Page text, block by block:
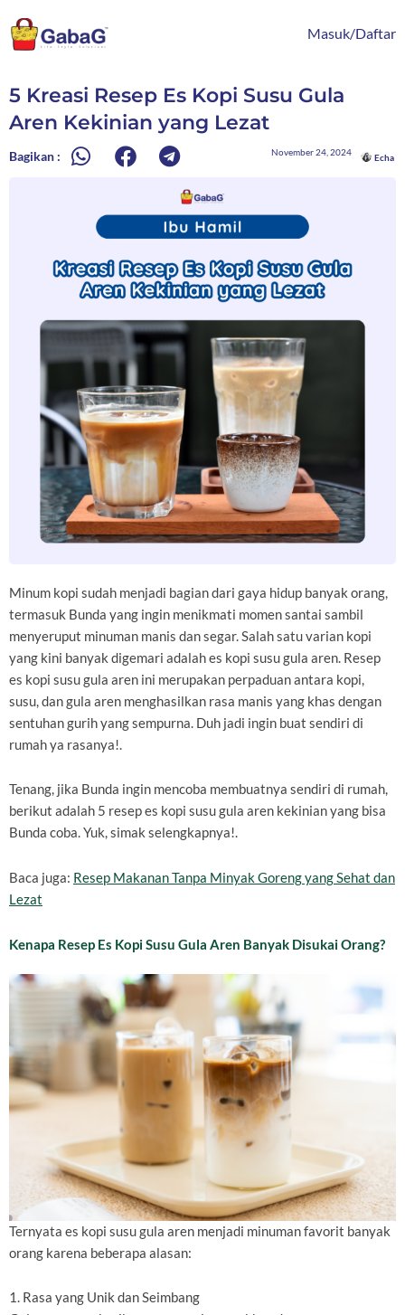
ke
konten
Masuk/Daftar
5 Kreasi Resep Es Kopi Susu Gula
Aren Kekinian yang Lezat
Bagikan : November 24, 2024
Echa
Minum kopi sudah menjadi bagian dari gaya hidup banyak orang,
termasuk Bunda yang ingin menikmati momen santai sambil
menyeruput minuman manis dan segar. Salah satu varian kopi
yang kini banyak digemari adalah es kopi susu gula aren. Resep
es kopi susu gula aren ini merupakan perpaduan antara kopi,
susu, dan gula aren menghasilkan rasa manis yang khas dengan
sentuhan gurih yang sempurna. Duh jadi ingin buat sendiri di
rumah ya rasanya!.
Tenang, jika Bunda ingin mencoba membuatnya sendiri di rumah,
berikut adalah 5 resep es kopi susu gula aren kekinian yang bisa
Bunda coba. Yuk, simak selengkapnya!.
Baca juga: Resep Makanan Tanpa Minyak Goreng yang Sehat dan
Lezat
Kenapa Resep Es Kopi Susu Gula Aren Banyak Disukai Orang?
Ternyata es kopi susu gula aren menjadi minuman favorit banyak
orang karena beberapa alasan:
1. Rasa yang Unik dan Seimbang